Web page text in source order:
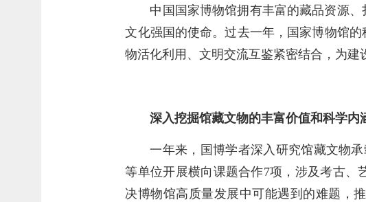
中国国家博物馆拥有丰富的藏品资源
文化强国的使命。过去一年，国家博物馆
物活化利用、文明交流互鉴紧密结合，为建
深入挖掘馆藏文物的丰富价值和科学内
一年来，国博学者深入研究馆藏文物
等单位开展横向课题合作7项，涉及考古
决博物馆高质量发展中可能遇到的难题，